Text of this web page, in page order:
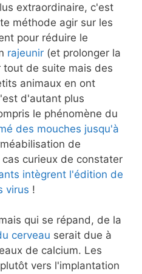
extraordinaire, c'est
méthode agir sur les
pour réduire le
rajeunir (et prolonger la
tout de suite mais des
animaux en ont
d'autant plus
le phénomène du
des mouches jusqu'à
de
curieux de constater
intègrent l'édition de
virus !
qui se répand, de la
cerveau serait due à
de calcium. Les
vers l'implantation